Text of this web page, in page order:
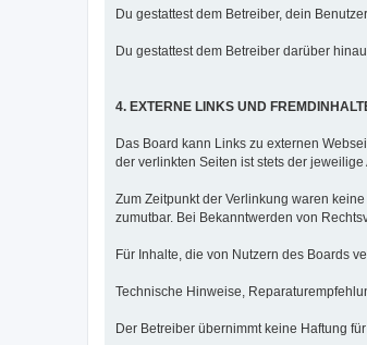
Du gestattest dem Betreiber, dein
Du gestattest dem Betreiber darüber
4. EXTERNE LINKS UND
Das Board kann Links zu externen
der verlinkten Seiten ist stets der
Zum Zeitpunkt der Verlinkung waren
zumutbar. Bei Bekanntwerden von
Für Inhalte, die von Nutzern des Boards
Technische Hinweise,
Der Betreiber übernimmt keine Haftung